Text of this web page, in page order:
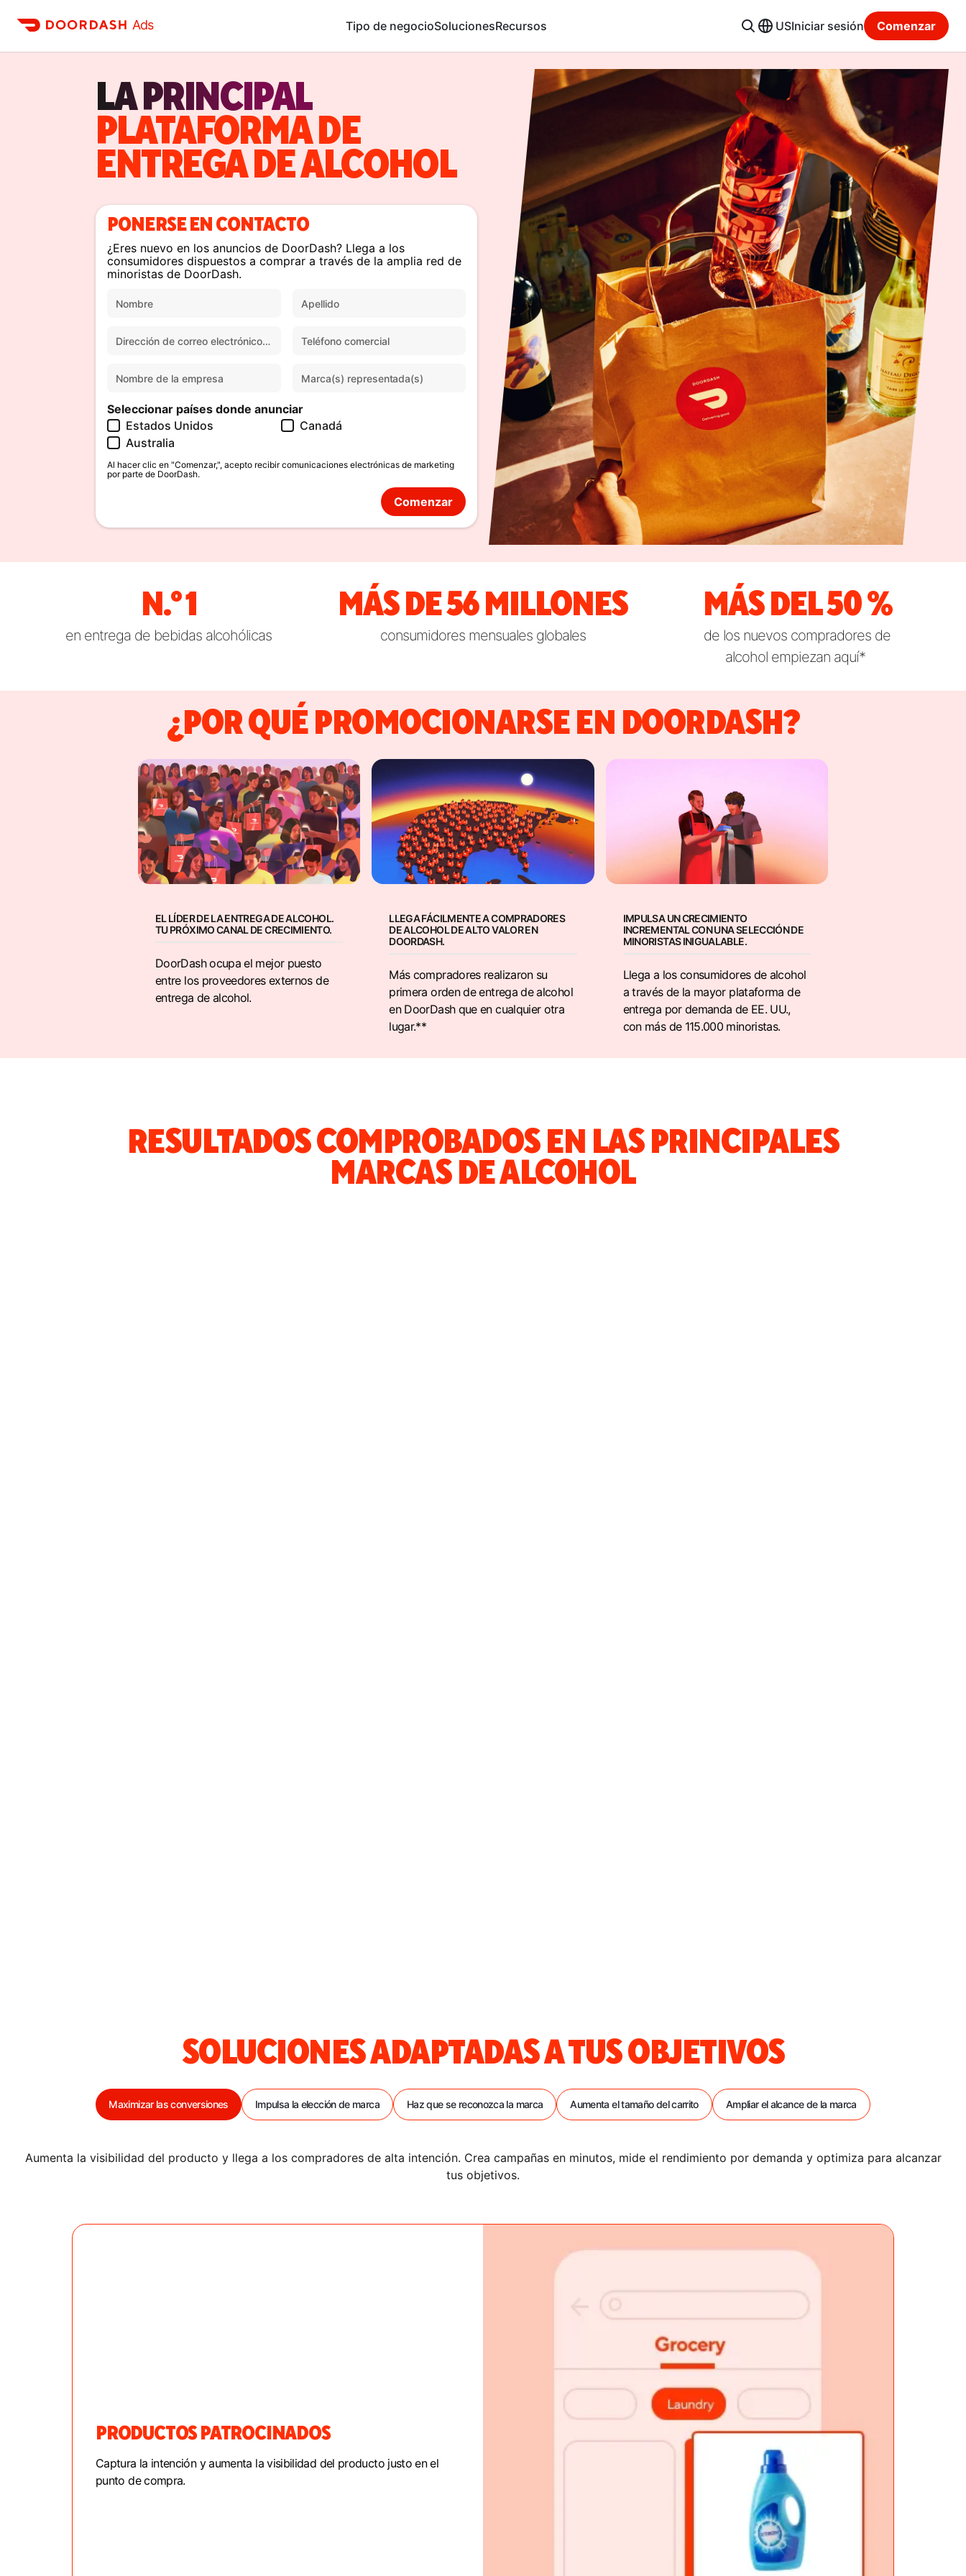
Ads Tipo de negocioSolucionesRecursos USIniciar sesión Comenzar
LA PRINCIPAL
PLATAFORMA DE
ENTREGA DE ALCOHOL
PONERSE EN CONTACTO
¿Eres nuevo en los anuncios de DoorDash? Llega a los
consumidores dispuestos a comprar a través de la amplia red de
minoristas de DoorDash.
Seleccionar países donde anunciar
Estados Unidos
Canadá
Australia
Al hacer clic en "Comenzar,", acepto recibir comunicaciones electrónicas de marketing
por parte de DoorDash.
Comenzar
N.° 1
en entrega de bebidas alcohólicas
MÁS DE 56 MILLONES
consumidores mensuales globales
MÁS DEL 50 %
de los nuevos compradores de
alcohol empiezan aquí*
¿POR QUÉ PROMOCIONARSE EN DOORDASH?
EL LÍDER DE LA ENTREGA DE ALCOHOL.
TU PRÓXIMO CANAL DE CRECIMIENTO.
DoorDash ocupa el mejor puesto
entre los proveedores externos de
entrega de alcohol.
LLEGA FÁCILMENTE A COMPRADORES
DE ALCOHOL DE ALTO VALOR EN
DOORDASH.
Más compradores realizaron su
primera orden de entrega de alcohol
en DoorDash que en cualquier otra
lugar.**
IMPULSA UN CRECIMIENTO
INCREMENTAL CON UNA SELECCIÓN DE
MINORISTAS INIGUALABLE.
Llega a los consumidores de alcohol
a través de la mayor plataforma de
entrega por demanda de EE. UU.,
con más de 115.000 minoristas.
RESULTADOS COMPROBADOS EN LAS PRINCIPALES
MARCAS DE ALCOHOL
SOLUCIONES ADAPTADAS A TUS OBJETIVOS
Maximizar las conversiones Impulsa la elección de marca Haz que se reconozca la marca Aumenta el tamaño del carrito Ampliar el alcance de la marca
Aumenta la visibilidad del producto y llega a los compradores de alta intención. Crea campañas en minutos, mide el rendimiento por demanda y optimiza para alcanzar
tus objetivos.
PRODUCTOS PATROCINADOS
Captura la intención y aumenta la visibilidad del producto justo en el
punto de compra.